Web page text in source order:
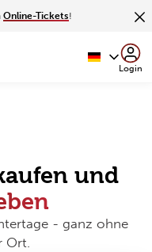
Online-Tickets!
Login
und
- ganz ohne
Ort.